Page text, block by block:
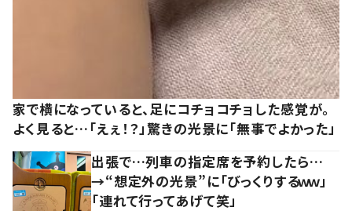
家で横になっていると、足にコチョコチョした感覚が。
よく見ると…「えぇ！？」驚きの光景に「無事でよかった」
出張で…列車の指定席を予約したら…
→“想定外の光景”に「びっくりするｗｗ」
「連れて行ってあげて笑」